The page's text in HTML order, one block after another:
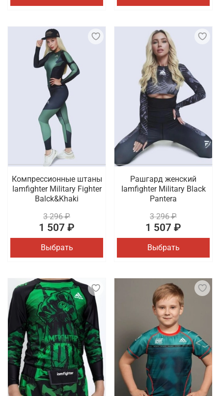
Компрессионные штаны
Iamfighter Military Fighter
Balck&Khaki
3 296 ₽
1 507 ₽
Выбрать
Рашгард женский
Iamfighter Military Black
Pantera
3 296 ₽
1 507 ₽
Выбрать